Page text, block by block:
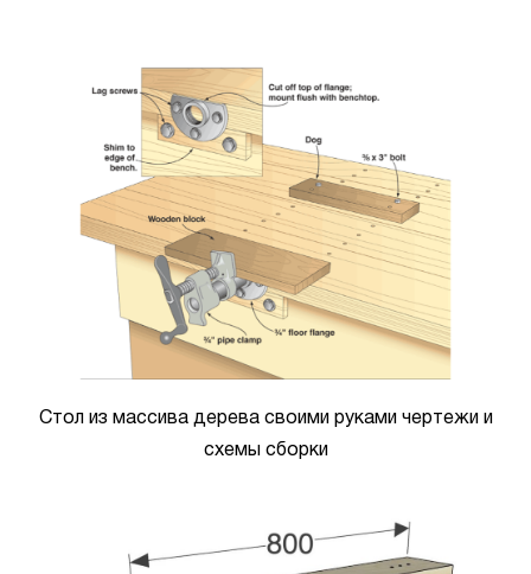
Стол из массива дерева своими руками чертежи и
схемы сборки